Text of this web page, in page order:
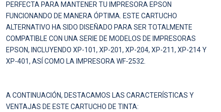
PERFECTA PARA MANTENER TU IMPRESORA EPSON
FUNCIONANDO DE MANERA ÓPTIMA. ESTE CARTUCHO
ALTERNATIVO HA SIDO DISEÑADO PARA SER TOTALMENTE
COMPATIBLE CON UNA SERIE DE MODELOS DE IMPRESORAS
EPSON, INCLUYENDO XP-101, XP-201, XP-204, XP-211, XP-214 Y
XP-401, ASÍ COMO LA IMPRESORA WF-2532.
A CONTINUACIÓN, DESTACAMOS LAS CARACTERÍSTICAS Y
VENTAJAS DE ESTE CARTUCHO DE TINTA: